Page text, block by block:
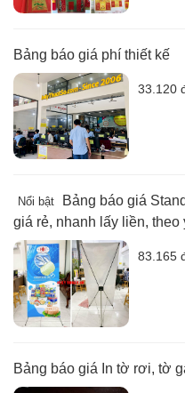
Bảng báo giá phí thiết kế
33.120
Nổi bật
Bảng báo giá
giá rẻ, nhanh lấy liền, theo
83.165
Bảng báo giá In tờ rơi, tờ